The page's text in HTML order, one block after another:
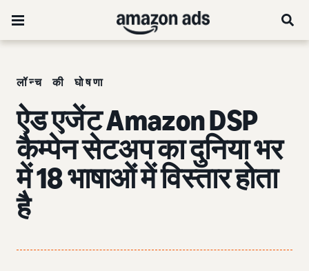
लॉन्च की घोषणा
ऐड एजेंट Amazon DSP
कैम्पेन सेटअप का दुनिया भर
में 18 भाषाओं में विस्तार होता
है